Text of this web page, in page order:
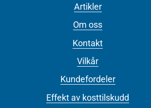
Artikler
Om oss
Kontakt
Vilkår
Kundefordeler
Effekt av kosttilskudd